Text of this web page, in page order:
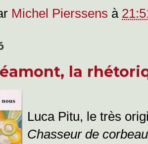
Michel Pierssens à
la
Luca Pitu, le très
Chasseur de